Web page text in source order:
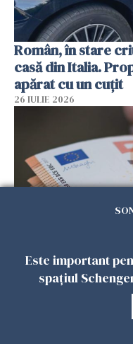
Român, în stare
casă din Italia.
apărat cu un cuțit
26 IULIE 2026
Menajere și
Italia. Aproape
ascunși de
Este important
spațiul